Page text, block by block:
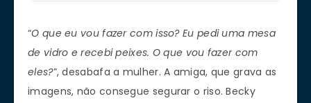
“O que eu vou fazer com isso? Eu pedi uma mesa
de vidro e recebi peixes. O que vou fazer com
eles?”, desabafa a mulher. A amiga, que grava as
imagens, não consegue segurar o riso. Becky